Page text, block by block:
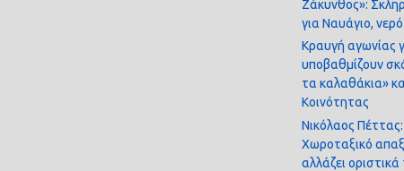
Ζάκυνθος»:
για Ναυάγιο,
Κραυγή αγωνίας
υποβαθμίζουν
τα καλαθάκια»
Κοινότητας
Νικόλαος Πέττας:
Χωροταξικό
αλλάζει